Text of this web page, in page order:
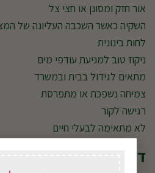
אור חזק ומסונן או חצי צל
השקיה כאשר השכבה העליונה של
לחות בינונית
ניקוז טוב למניעת עודפי מים
מתאים לגידול בבית ובמשרד
צמיחה נשפכת או מתפרסת
רגישה לקור
לא מתאימה לבעלי חיים
דישון מומלץ לבת שבע